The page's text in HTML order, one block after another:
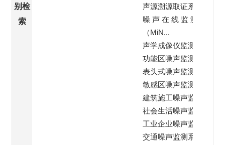
别检
索
声源溯源取证系统
噪 声 在 线 监 测 站
（MiN...
声学成像仪监测
功能区噪声监测子站
表头式噪声监测仪
敏感区噪声监测系统
建筑施工噪声监测系统
社会生活噪声监测系统
工业企业噪声监测系统
交通噪声监测系统